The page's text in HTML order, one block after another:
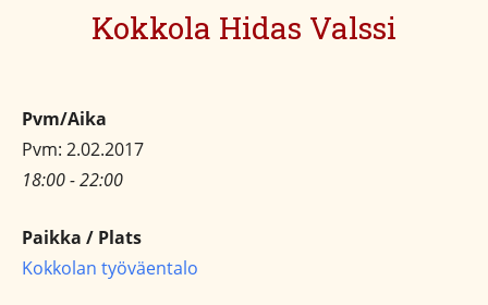
Kokkola Hidas Valssi
Pvm/Aika
Pvm: 2.02.2017
18:00 - 22:00
Paikka / Plats
Kokkolan työväentalo